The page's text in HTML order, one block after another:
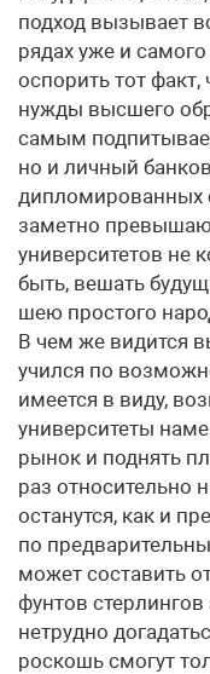
подход вызывает
рядах уже и
оспорить тот факт,
нужды высшего
самым
но и личный
дипломированных
заметно
университетов не
быть, вешать
шею простого
В чем же видится
учился по
имеется в виду,
университеты
рынок и поднять
раз относительно
останутся, как и
по
может составить
фунтов
нетрудно
роскошь смогут